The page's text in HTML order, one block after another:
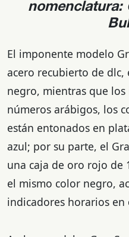
nomenclatura:
El imponente modelo
acero recubierto de
negro, mientras que
números arábigos, los
están entonados en
azul; por su parte, el
una caja de oro rojo de
el mismo color negro,
indicadores horarios en